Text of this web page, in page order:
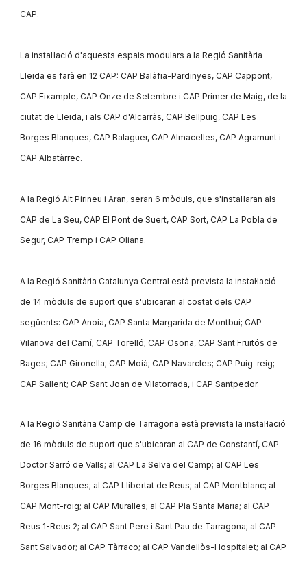
CAP.
La instal·lació d'aquests espais modulars a la Regió Sanitària
Lleida es farà en 12 CAP: CAP Balàfia-Pardinyes, CAP Cappont,
CAP Eixample, CAP Onze de Setembre i CAP Primer de Maig, de la
ciutat de Lleida, i als CAP d'Alcarràs, CAP Bellpuig, CAP Les
Borges Blanques, CAP Balaguer, CAP Almacelles, CAP Agramunt i
CAP Albatàrrec.
A la Regió Alt Pirineu i Aran, seran 6 mòduls, que s'instal·laran als
CAP de La Seu, CAP El Pont de Suert, CAP Sort, CAP La Pobla de
Segur, CAP Tremp i CAP Oliana.
A la Regió Sanitària Catalunya Central està prevista la instal·lació
de 14 mòduls de suport que s'ubicaran al costat dels CAP
següents: CAP Anoia, CAP Santa Margarida de Montbui; CAP
Vilanova del Camí; CAP Torelló; CAP Osona, CAP Sant Fruitós de
Bages; CAP Gironella; CAP Moià; CAP Navarcles; CAP Puig-reig;
CAP Sallent; CAP Sant Joan de Vilatorrada, i CAP Santpedor.
A la Regió Sanitària Camp de Tarragona està prevista la instal·lació
de 16 mòduls de suport que s'ubicaran al CAP de Constantí, CAP
Doctor Sarró de Valls; al CAP La Selva del Camp; al CAP Les
Borges Blanques; al CAP Llibertat de Reus; al CAP Montblanc; al
CAP Mont-roig; al CAP Muralles; al CAP Pla Santa Maria; al CAP
Reus 1-Reus 2; al CAP Sant Pere i Sant Pau de Tarragona; al CAP
Sant Salvador; al CAP Tàrraco; al CAP Vandellòs-Hospitalet; al CAP